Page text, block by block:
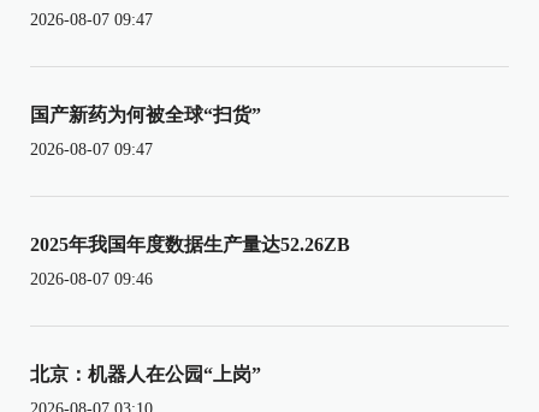
2026-08-07 09:47
国产新药为何被全球“扫货”
2026-08-07 09:47
2025年我国年度数据生产量达52.26ZB
2026-08-07 09:46
北京：机器人在公园“上岗”